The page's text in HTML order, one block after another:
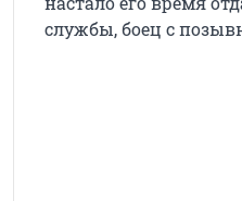
службы, боец с